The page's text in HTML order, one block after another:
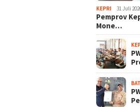
KEPRI 31 Juli
Pemprov
Mone…